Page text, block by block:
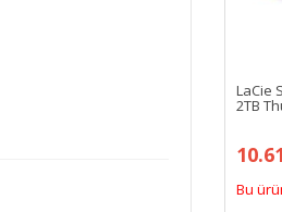
LaCie
2TB
Bu